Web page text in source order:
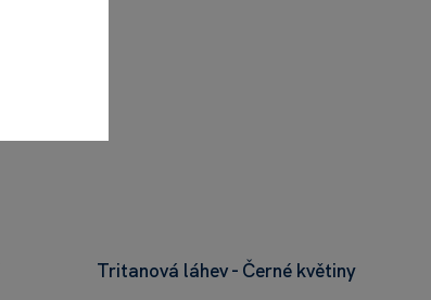
Tritanová láhev - Černé květiny